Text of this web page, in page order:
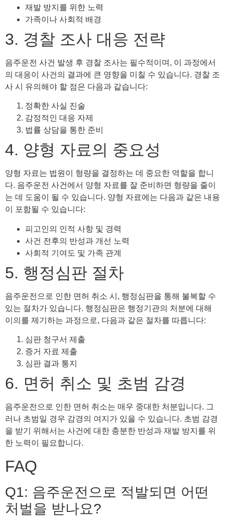
재발 방지를 위한 노력
가족이나 사회적 배경
3. 경찰 조사 대응 전략
음주운전 사건 발생 후 경찰 조사는 필수적이며, 이 과정에서
의 대응이 사건의 결과에 큰 영향을 미칠 수 있습니다. 경찰 조
사 시 유의해야 할 점은 다음과 같습니다:
정확한 사실 진술
감정적인 대응 자제
법률 상담을 통한 준비
4. 양형 자료의 중요성
양형 자료는 법원이 형량을 결정하는 데 중요한 역할을 합니
다. 음주운전 사건에서 양형 자료를 잘 준비하면 형량을 줄이
는 데 도움이 될 수 있습니다. 양형 자료에는 다음과 같은 내용
이 포함될 수 있습니다:
피고인의 인적 사항 및 경력
사건 전후의 반성과 개선 노력
사회적 기여도 및 가족 관계
5. 행정심판 절차
음주운전으로 인한 면허 취소 시, 행정심판을 통해 불복할 수
있는 절차가 있습니다. 행정심판은 행정기관의 처분에 대해
이의를 제기하는 과정으로, 다음과 같은 절차를 따릅니다:
심판 청구서 제출
증거 자료 제출
심판 결과 통지
6. 면허 취소 및 초범 감경
음주운전으로 인한 면허 취소는 매우 중대한 처분입니다. 그
러나 초범일 경우 감경의 여지가 있을 수 있습니다. 초범 감경
을 받기 위해서는 사건에 대한 충분한 반성과 재발 방지를 위
한 노력이 필요합니다.
FAQ
Q1: 음주운전으로 적발되면 어떤
처벌을 받나요?